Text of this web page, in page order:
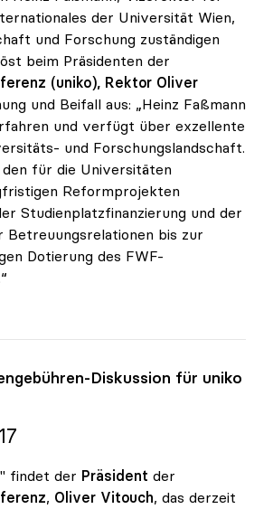
der Universität Wien,
und Forschung zuständigen
beim Präsidenten der
(uniko), Rektor Oliver
und Beifall aus: „Heinz Faßmann
und verfügt über exzellente
und Forschungslandschaft.
für die Universitäten
Reformprojekten
Studienplatzfinanzierung und der
Betreuungsrelationen bis zur
Dotierung des FWF-
Fassmann: „Exzellenter Kenner
Diskussion für uniko
findet der Präsident der
, Oliver Vitouch, das derzeit